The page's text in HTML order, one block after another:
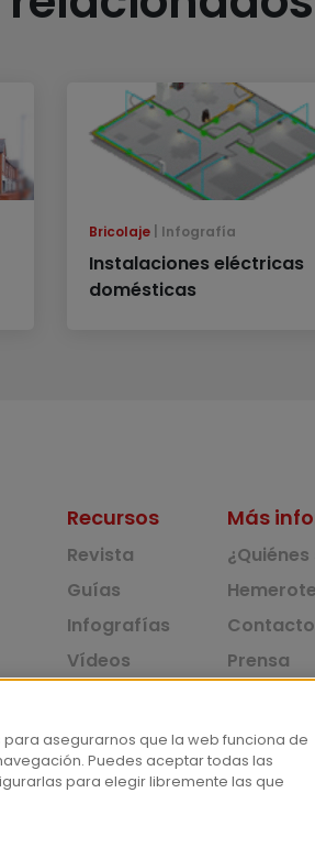
Bricolaje Infografía
Instalaciones eléctricas
domésticas
Recursos
Revista
Guías
Infografías
Vídeos
Más
Contacto
Prensa
Corpus
asegurarnos que la web funciona de
Puedes aceptar todas las
para elegir libremente las que